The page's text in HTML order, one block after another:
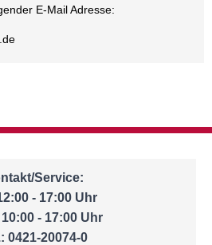
E-Mail Adresse:
Service:
- 17:00 Uhr
10:00 - 17:00 Uhr
0421-20074-0